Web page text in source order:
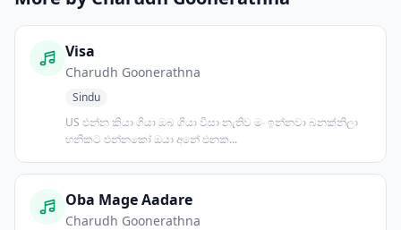
Visa
Charudh Goonerathna
Sindu
US එන්න කියා ගියා ඔබ ගියා වීසා නැතිව මං ඉන්නවා බනක්නිලා
හනිකට එන්නකෝ ඔයා අනේ එනක...
Oba Mage Aadare
Charudh Goonerathna